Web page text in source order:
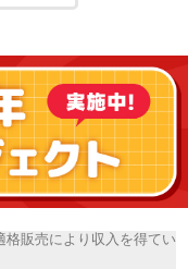
販売により収入を得てい